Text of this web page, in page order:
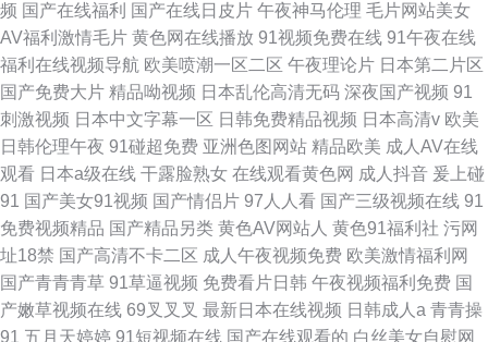
频 国产在线福利 国产在线日皮片 午夜神马伦理 毛片网站美女
AV福利激情毛片 黄色网在线播放 91视频免费在线 91午夜在线
福利在线视频导航 欧美喷潮一区二区 午夜理论片 日本第二片区
国产免费大片 精品呦视频 日本乱伦高清无码 深夜国产视频 91
刺激视频 日本中文字幕一区 日韩免费精品视频 日本高清v 欧美
日韩伦理午夜 91碰超免费 亚洲色图网站 精品欧美 成人AV在线
观看 日本a级在线 干露脸熟女 在线观看黄色网 成人抖音 爰上碰
91 国产美女91视频 国产情侣片 97人人看 国产三级视频在线 91
免费视频精品 国产精品另类 黄色AV网站人 黄色91福利社 污网
址18禁 国产高清不卡二区 成人午夜视频免费 欧美激情福利网
国产青青青草 91草逼视频 免费看片日韩 午夜视频福利免费 国
产嫩草视频在线 69叉叉叉 最新日本在线视频 日韩成人a 青青操
91 五月天婷婷 91短视频在线 国产在线观看的 白丝美女自慰网